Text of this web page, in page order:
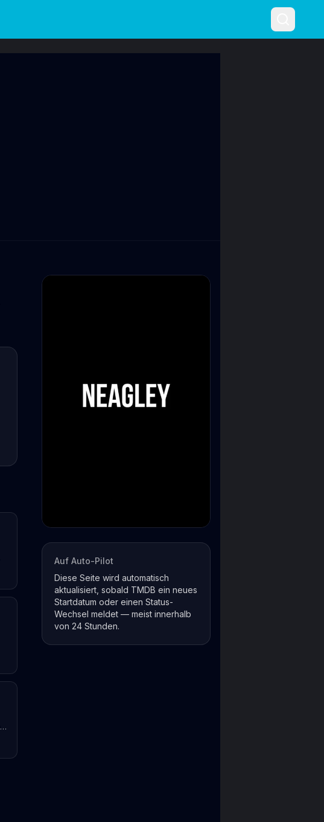
Auf Auto-Pilot
Diese Seite wird automatisch
aktualisiert, sobald TMDB ein neues
Startdatum oder einen Status-
Wechsel meldet — meist innerhalb
von 24 Stunden.